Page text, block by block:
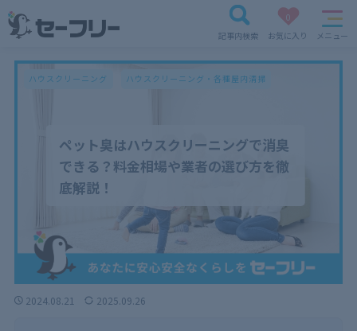
記事内検索
0
お気に入り
メニュー
ペット臭はハウスクリーニングで消臭
できる？料金相場や業者の選び方を徹
底解説！
ハウスクリーニング ハウスクリーニング・各種屋内清掃
2024.08.21 2025.09.26